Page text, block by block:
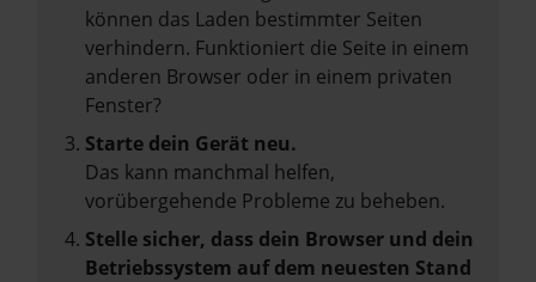
können das Laden bestimmter Seiten
verhindern. Funktioniert die Seite in einem
anderen Browser oder in einem privaten
Fenster?
Starte dein Gerät neu.
Das kann manchmal helfen,
vorübergehende Probleme zu beheben.
Stelle sicher, dass dein Browser und dein
Betriebssystem auf dem neuesten Stand